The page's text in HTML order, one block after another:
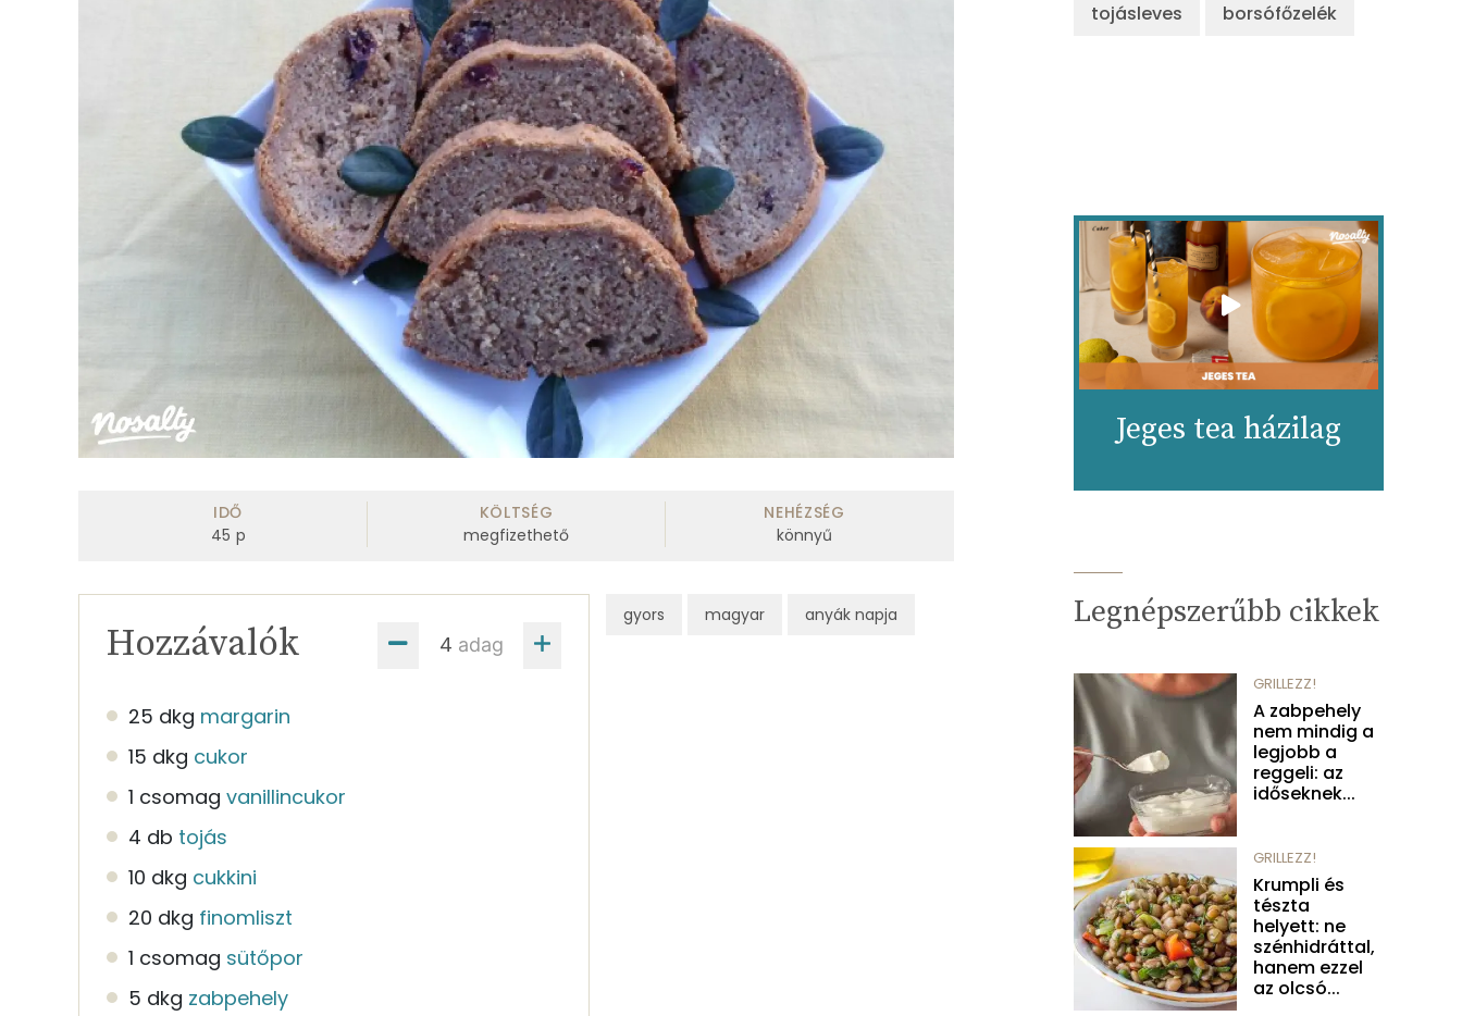
IDŐ
45 p
KÖLTSÉG
megfizethető
NEHÉZSÉG
könnyű
adag
Hozzávalók
25 dkg margarin
15 dkg cukor
1 csomag vanillincukor
4 db tojás
10 dkg cukkini
20 dkg finomliszt
1 csomag sütőpor
5 dkg zabpehely
gyors magyar anyák napja
tojásleves borsófőzelék
Jeges tea házilag
Legnépszerűbb cikkek
GRILLEZZ!
A zabpehely
nem mindig a
legjobb a
reggeli: az
időseknek...
GRILLEZZ!
Krumpli és
tészta
helyett: ne
szénhidráttal,
hanem ezzel
az olcsó...